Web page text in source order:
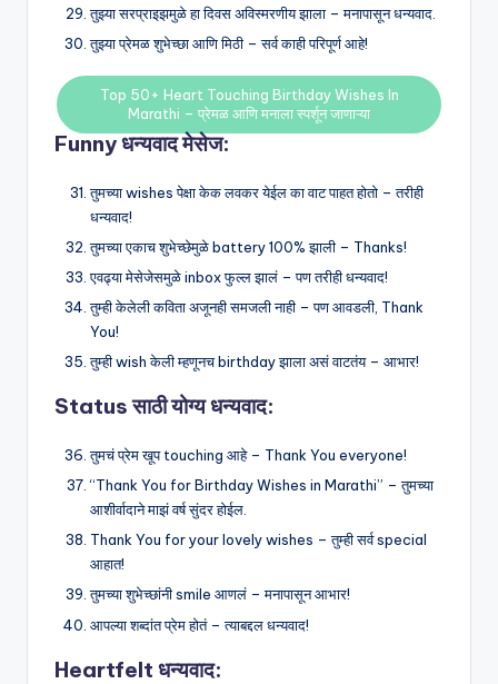
तुझ्या सरप्राइझमुळे हा दिवस अविस्मरणीय झाला – मनापासून धन्यवाद.
तुझ्या प्रेमळ शुभेच्छा आणि मिठी – सर्व काही परिपूर्ण आहे!
Top 50+ Heart Touching Birthday Wishes In
Marathi – प्रेमळ आणि मनाला स्पर्शून जाणाऱ्या
Funny धन्यवाद मेसेज:
तुमच्या wishes पेक्षा केक लवकर येईल का वाट पाहत होतो – तरीही
धन्यवाद!
तुमच्या एकाच शुभेच्छेमुळे battery 100% झाली – Thanks!
एवढ्या मेसेजेसमुळे inbox फुल्ल झालं – पण तरीही धन्यवाद!
तुम्ही केलेली कविता अजूनही समजली नाही – पण आवडली, Thank
You!
तुम्ही wish केली म्हणूनच birthday झाला असं वाटतंय – आभार!
Status साठी योग्य धन्यवाद:
तुमचं प्रेम खूप touching आहे – Thank You everyone!
“Thank You for Birthday Wishes in Marathi” – तुमच्या
आशीर्वादाने माझं वर्ष सुंदर होईल.
Thank You for your lovely wishes – तुम्ही सर्व special
आहात!
तुमच्या शुभेच्छांनी smile आणलं – मनापासून आभार!
आपल्या शब्दांत प्रेम होतं – त्याबद्दल धन्यवाद!
Heartfelt धन्यवाद: